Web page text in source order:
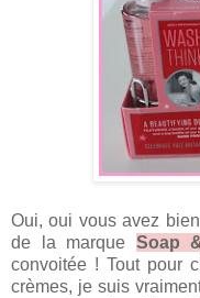
Oui, oui vous avez
de la marque Soap
convoitée ! Tout pour
crèmes, je suis